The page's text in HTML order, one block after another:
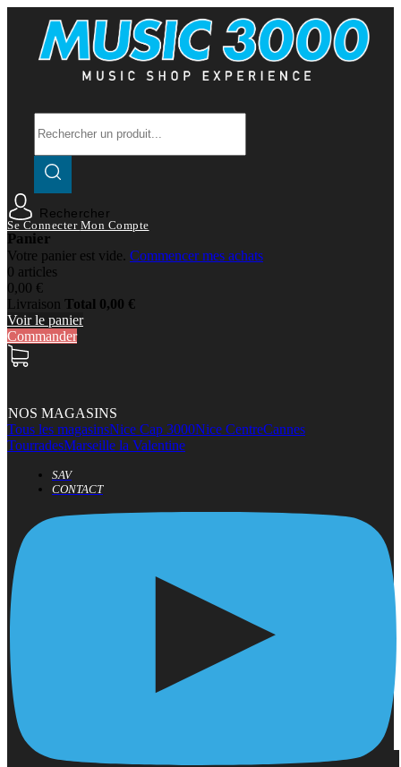
Rechercher
Se Connecter Mon Compte
Panier
Votre panier est vide. Commencer mes achats
0 articles
0,00 €
Livraison Total 0,00 €
Voir le panier
Commander
NOS MAGASINS
Tous les magasinsNice Cap 3000Nice CentreCannes
TourradesMarseille la Valentine
SAV
CONTACT